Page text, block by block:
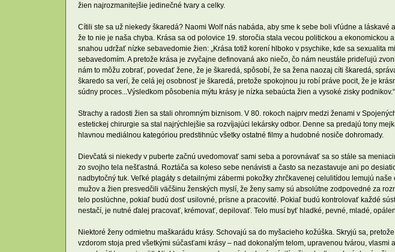
žien najrozmanitejšie jedinečné tvary a celky.
Cítili ste sa už niekedy škaredá? Naomi Wolf nás nabáda, aby sme k sebe boli vľúdne a láskavé
že to nie je naša chyba. Krása sa od polovice 19. storočia stala vecou politickou a ekonomickou
snahou udržať nízke sebavedomie žien: „Krása totiž korení hlboko v psychike, kde sa sexualita
sebavedomím. A pretože krása je zvyčajne definovaná ako niečo, čo nám neustále prideľujú
nám to môžu zobrať, povedať žene, že je škaredá, spôsobí, že sa žena naozaj cíti škaredá,
škaredo sa verí, že celá jej osobnosť je škaredá, pretože spokojnou ju robí práve pocit, že je
súdny proces...Výsledkom pôsobenia mýtu krásy je nízka sebaúcta žien a vysoké zisky podnikov.“
Strachy a radosti žien sa stali ohromným biznisom. V 80. rokoch najprv medzi ženami v
estetickej chirurgie sa stal najrýchlejšie sa rozvíjajúci lekársky odbor. Denne sa predajú tony
hlavnou mediálnou kategóriou predstihnúc všetky ostatné filmy a hudobné nosiče dohromady.
Dievčatá si niekedy v puberte začnú uvedomovať sami seba a porovnávať sa so stále sa
zo svojho tela nešťastná. Roztáča sa koleso sebe nenávisti a často sa nezastavuje ani po
nadbytočný tuk. Veľké plagáty s detailnými zábermi pokožky zhrčkavenej celulitídou lemujú
mužov a žien presvedčili väčšinu ženských myslí, že ženy samy sú absolútne zodpovedné za
telo poslúchne, pokiaľ budú dosť usilovné, prísne a pracovité. Pokiaľ budú kontrolovať každé
nestačí, je nutné ďalej pracovať, krémovať, depilovať. Telo musí byť hladké, pevné, mladé,
Niektoré ženy odmietnu maškarádu krásy. Schovajú sa do myšacieho kožúška. Skryjú sa,
vzdorom stoja pred všetkými súčasťami krásy – nad dokonalým telom, upravenou tvárou,